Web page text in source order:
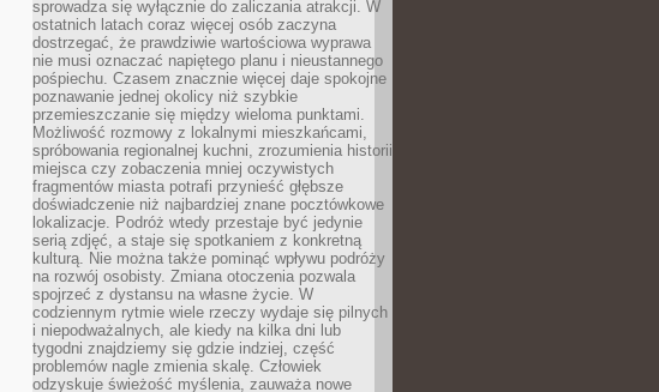
sprowadza się wyłącznie do zaliczania atrakcji. W
ostatnich latach coraz więcej osób zaczyna
dostrzegać, że prawdziwie wartościowa wyprawa
nie musi oznaczać napiętego planu i nieustannego
pośpiechu. Czasem znacznie więcej daje spokojne
poznawanie jednej okolicy niż szybkie
przemieszczanie się między wieloma punktami.
Możliwość rozmowy z lokalnymi mieszkańcami,
spróbowania regionalnej kuchni, zrozumienia historii
miejsca czy zobaczenia mniej oczywistych
fragmentów miasta potrafi przynieść głębsze
doświadczenie niż najbardziej znane pocztówkowe
lokalizacje. Podróż wtedy przestaje być jedynie
serią zdjęć, a staje się spotkaniem z konkretną
kulturą. Nie można także pominąć wpływu podróży
na rozwój osobisty. Zmiana otoczenia pozwala
spojrzeć z dystansu na własne życie. W
codziennym rytmie wiele rzeczy wydaje się pilnych
i niepodważalnych, ale kiedy na kilka dni lub
tygodni znajdziemy się gdzie indziej, część
problemów nagle zmienia skalę. Człowiek
odzyskuje świeżość myślenia, zauważa nowe